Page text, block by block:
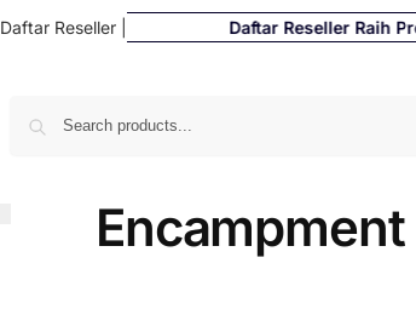
Daftar Reseller Daftar Reseller Raih Profit
Encampment